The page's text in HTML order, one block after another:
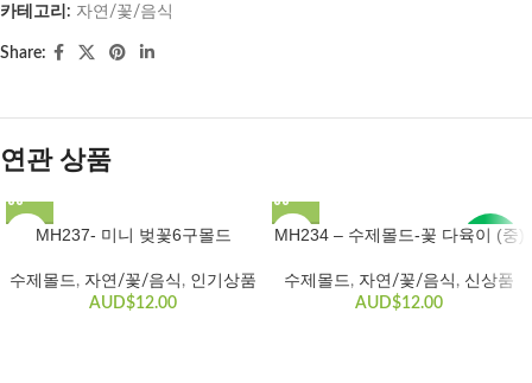
카테고리: 자연/꽃/음식
Share:
연관 상품
HOT
HOT
MH237- 미니 벚꽃6구몰드
수제몰드​, 자연/꽃/음식 , 인기상품
AUD$12.00
New
MH234 – 수제몰드-꽃 다육이 (중)
수제몰드​, 자연/꽃/음식 , 신상품
AUD$12.00